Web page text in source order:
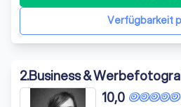
Verfügbarkeit
2.Business &
10,0